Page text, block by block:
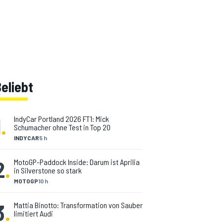
. INDYCAR5 h
IndyCar Portland 2026 FT1: Mick
Schumacher ohne Test in Top 20
. MOTOGP10 h
MotoGP-Paddock Inside: Darum ist Aprilia
in Silverstone so stark
. Mattia Binotto: Transformation von Sauber
limitiert Audi